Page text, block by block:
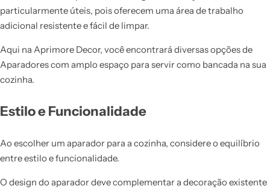
particularmente úteis, pois oferecem uma área de trabalho
adicional resistente e fácil de limpar.
Aqui na Aprimore Decor, você encontrará diversas opções de
Aparadores com amplo espaço para servir como bancada na sua
cozinha.
Estilo e Funcionalidade
Ao escolher um aparador para a cozinha, considere o equilíbrio
entre estilo e funcionalidade.
O design do aparador deve complementar a decoração existente